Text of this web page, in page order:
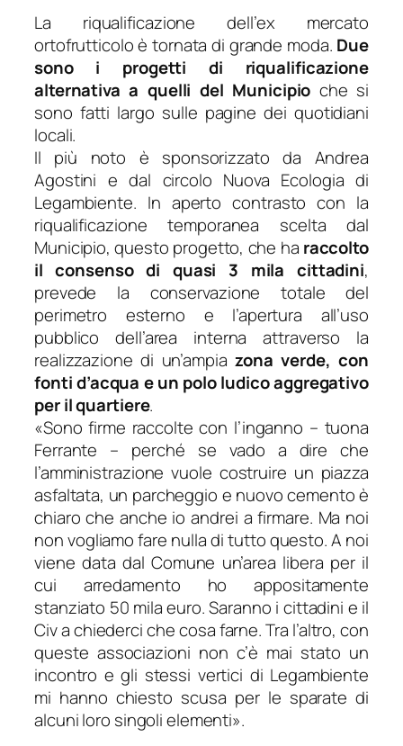
La riqualificazione dell’ex mercato
ortofrutticolo è tornata di grande moda. Due
sono i progetti di riqualificazione
alternativa a quelli del Municipio che si
sono fatti largo sulle pagine dei quotidiani
locali.
Il più noto è sponsorizzato da Andrea
Agostini e dal circolo Nuova Ecologia di
Legambiente. In aperto contrasto con la
riqualificazione temporanea scelta dal
Municipio, questo progetto, che ha raccolto
il consenso di quasi 3 mila cittadini,
prevede la conservazione totale del
perimetro esterno e l’apertura all’uso
pubblico dell’area interna attraverso la
realizzazione di un’ampia zona verde, con
fonti d’acqua e un polo ludico aggregativo
per il quartiere.
«Sono firme raccolte con l’inganno – tuona
Ferrante – perché se vado a dire che
l’amministrazione vuole costruire un piazza
asfaltata, un parcheggio e nuovo cemento è
chiaro che anche io andrei a firmare. Ma noi
non vogliamo fare nulla di tutto questo. A noi
viene data dal Comune un’area libera per il
cui arredamento ho appositamente
stanziato 50 mila euro. Saranno i cittadini e il
Civ a chiederci che cosa farne. Tra l’altro, con
queste associazioni non c’è mai stato un
incontro e gli stessi vertici di Legambiente
mi hanno chiesto scusa per le sparate di
alcuni loro singoli elementi».